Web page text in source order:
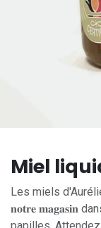
Miel
Les miels
𝐧𝐨𝐭𝐫𝐞 𝐦𝐚𝐠𝐚𝐬𝐢𝐧
papilles.